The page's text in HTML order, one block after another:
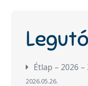
Étlap – 2026 –
2026.05.26.